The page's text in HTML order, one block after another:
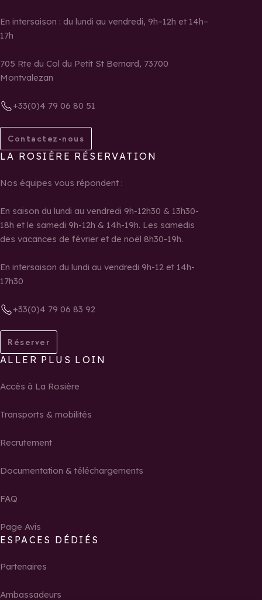
En intersaison : du lundi au vendredi, 9h–12h et 14h–
17h
705 Rte du Col du Petit St Bernard, 73700
Montvalezan
+33(0)4 79 06 80 51
Contactez-nous
LA ROSIÈRE RÉSERVATION
Nos équipes vous répondent :
En saison du lundi au vendredi 9h-12h30 & 13h30-
18h et le samedi 9h-12h & 14h-19h. Les samedis
des vacances de février et de noël 8h30-19h.
En intersaison du lundi au vendredi 9h-12 et 14h-
17h30
+33(0)4 79 06 83 92
Réserver
ALLER PLUS LOIN
Accès à La Rosière
Transports & mobilités
Recrutement
Documentation & téléchargements
FAQ
Page Avis
ESPACES DÉDIÉS
Partenaires
Ambassadeurs